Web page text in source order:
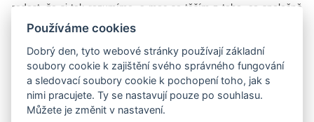
radost, že si tak rozumíme, a moc se těším z toho, co společně
vytváříme.“
O plánech
Letos otevřely druhý butik s českou módou v Železné, který
nabízí víc prostoru. Nedávno uvedly v život portál fashionmap.cz,
kde se o domácí designérské scéně dozvíte všechno podstatné i
Používáme cookies
Dobrý den, tyto webové stránky používají základní
soubory cookie k zajištění svého správného fungování
a sledovací soubory cookie k pochopení toho, jak s
nimi pracujete. Ty se nastavují pouze po souhlasu.
Můžete je změnit v nastavení.